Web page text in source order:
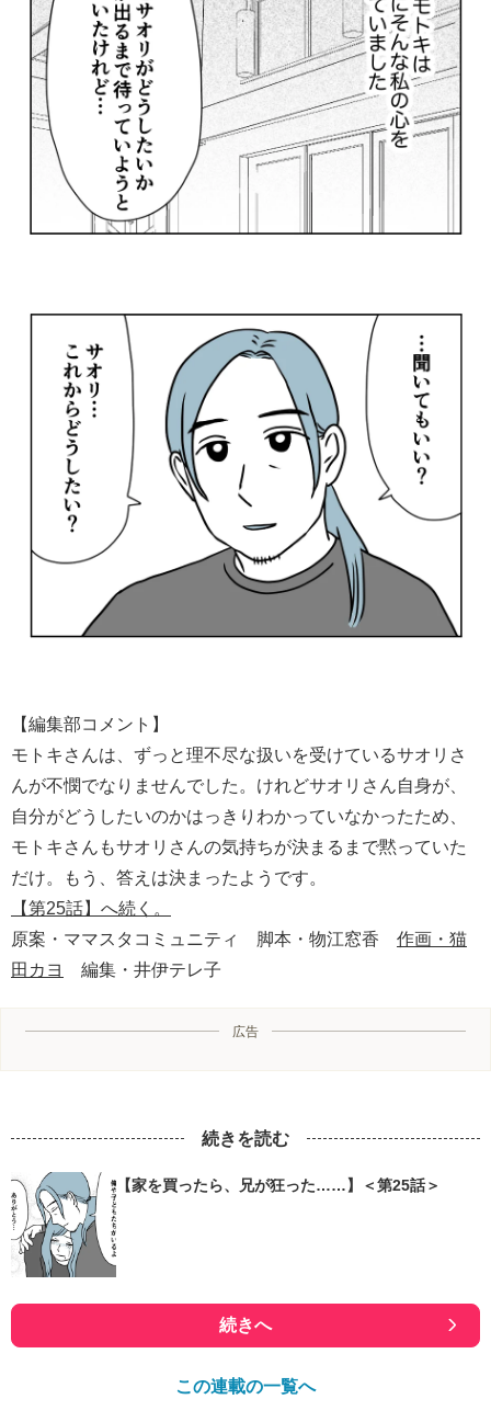
【編集部コメント】
モトキさんは、ずっと理不尽な扱いを受けているサオリさ
んが不憫でなりませんでした。けれどサオリさん自身が、
自分がどうしたいのかはっきりわかっていなかったため、
モトキさんもサオリさんの気持ちが決まるまで黙っていた
だけ。もう、答えは決まったようです。
【第25話】へ続く。
原案・ママスタコミュニティ 脚本・物江窓香 作画・猫
田カヨ
編集・井伊テレ子
広告
続きを読む
【家を買ったら、兄が狂った……】＜第25話＞
続きへ
この連載の一覧へ